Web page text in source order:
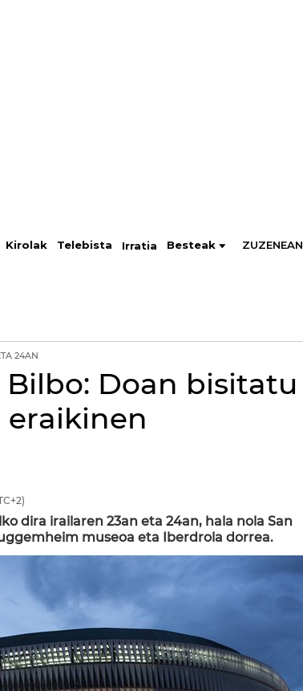
Kirolak Telebista Irratia Besteak ZUZENEAN
24AN
Bilbo: Doan bisitatu
dira irailaren 23an eta 24an, hala nola San
museoa eta Iberdrola dorrea.